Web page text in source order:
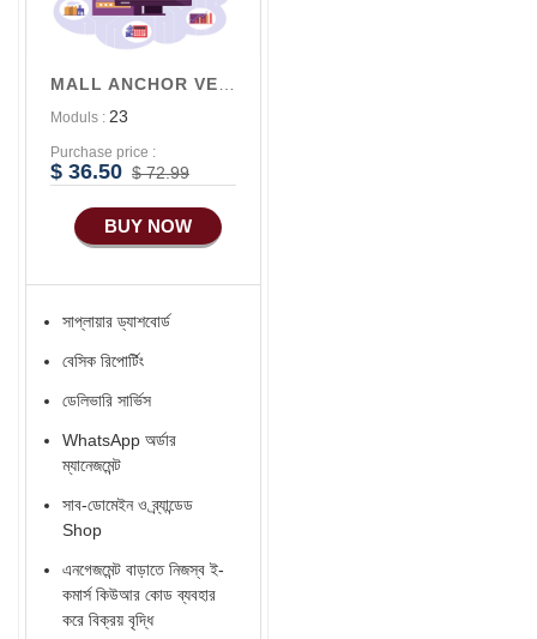
Moduls : 23
Purchase price :
$ 36.50 $ 72.99
BUY NOW
সাপ্লায়ার ড্যাশবোর্ড
বেসিক রিপোর্টিং
ডেলিভারি সার্ভিস
WhatsApp অর্ডার
ম্যানেজমেন্ট
সাব-ডোমেইন ও ব্র্যান্ডেড
Shop
এনগেজমেন্ট বাড়াতে নিজস্ব ই-
কমার্স কিউআর কোড ব্যবহার
করে বিক্রয় বৃদ্ধি